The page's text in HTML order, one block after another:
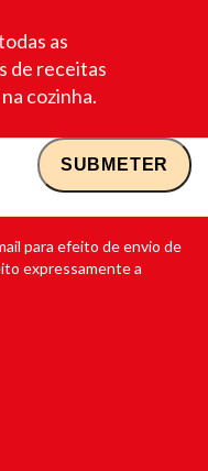
as
de receitas
cozinha.
para efeito de envio de
expressamente a